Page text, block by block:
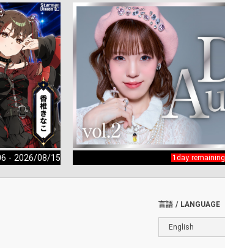
- 2026/08/15 1day remaining
言語 / LANGUAGE
English